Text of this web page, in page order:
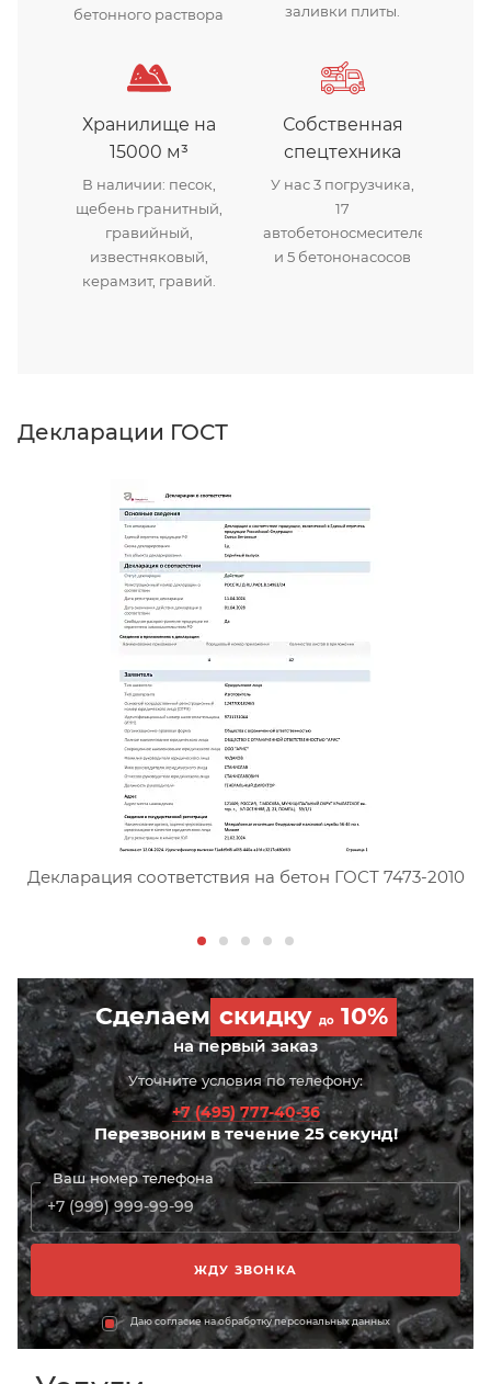
бетонного раствора
заливки плиты.
Хранилище на
15000 м³
В наличии: песок,
щебень гранитный,
гравийный,
известняковый,
керамзит, гравий.
Собственная
спецтехника
У нас 3 погрузчика,
17
автобетоносмесителей
и 5 бетононасосов
Декларации ГОСТ
Сертификат соответствия
Декларация соответствия на бетон ГОСТ 7473-2010
Сделаем скидку до10%
на первый заказ
Уточните условия по телефону:
+7 (495) 777-40-36
Перезвоним в течение 25 секунд!
Ваш номер телефона
Даю согласие на обработку персональных данных